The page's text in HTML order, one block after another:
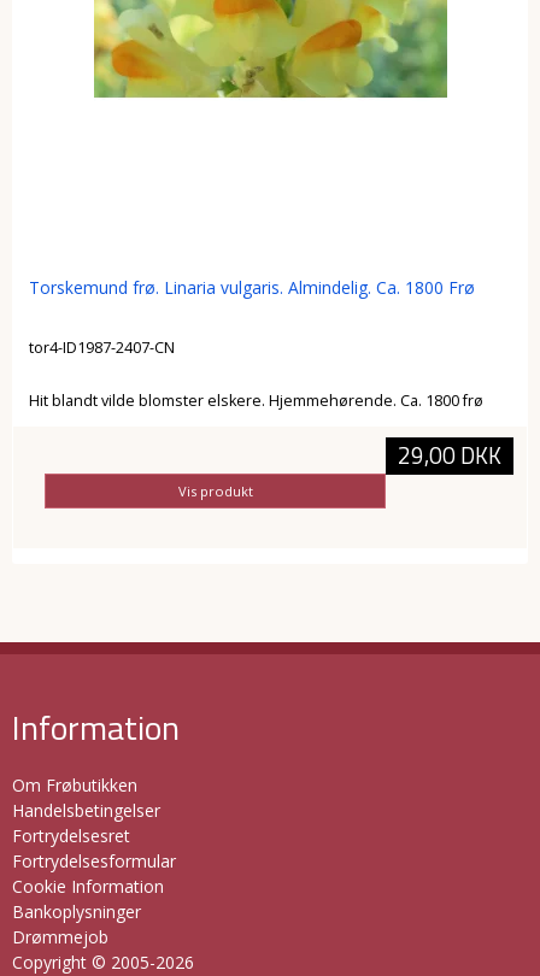
Torskemund frø. Linaria vulgaris. Almindelig. Ca. 1800 Frø
tor4-ID1987-2407-CN
Hit blandt vilde blomster elskere. Hjemmehørende. Ca. 1800 frø
29,00 DKK
Vis produkt
Information
Om Frøbutikken
Handelsbetingelser
Fortrydelsesret
Fortrydelsesformular
Cookie Information
Bankoplysninger
Drømmejob
Copyright © 2005-2026